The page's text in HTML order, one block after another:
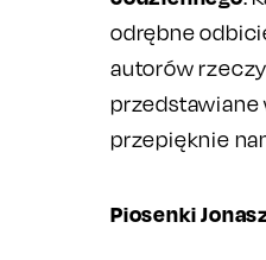
odrębne
autorów
przedstawiane
przepięknie
Piosenki